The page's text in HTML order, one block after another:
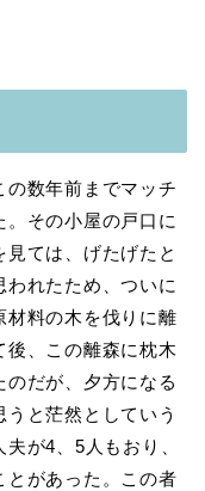
数年前までマッチ
その小屋の戸口に
ては、げたげたと
れたため、ついに
材料の木を伐りに離
後、この離森に枕木
だが、夕方になる
と茫然としていう
が4、5人もおり、
とがあった。この者